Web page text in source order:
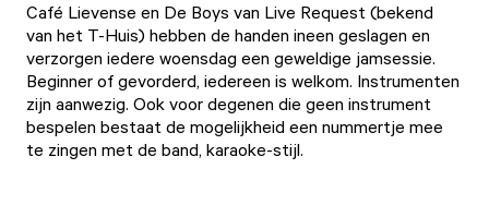
Café Lievense en De Boys van Live Request (bekend
van het T-Huis) hebben de handen ineen geslagen en
verzorgen iedere woensdag een geweldige jamsessie.
Beginner of gevorderd, iedereen is welkom. Instrumenten
zijn aanwezig. Ook voor degenen die geen instrument
bespelen bestaat de mogelijkheid een nummertje mee
te zingen met de band, karaoke-stijl.